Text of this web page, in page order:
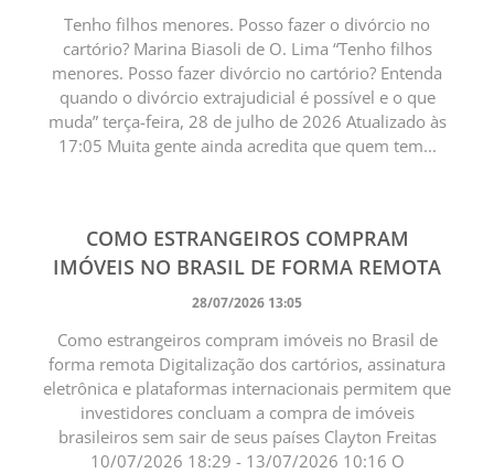
Tenho filhos menores. Posso fazer o divórcio no
cartório? Marina Biasoli de O. Lima “Tenho filhos
menores. Posso fazer divórcio no cartório? Entenda
quando o divórcio extrajudicial é possível e o que
muda” terça-feira, 28 de julho de 2026 Atualizado às
17:05 Muita gente ainda acredita que quem tem...
COMO ESTRANGEIROS COMPRAM
IMÓVEIS NO BRASIL DE FORMA REMOTA
28/07/2026 13:05
Como estrangeiros compram imóveis no Brasil de
forma remota Digitalização dos cartórios, assinatura
eletrônica e plataformas internacionais permitem que
investidores concluam a compra de imóveis
brasileiros sem sair de seus países Clayton Freitas
10/07/2026 18:29 - 13/07/2026 10:16 O